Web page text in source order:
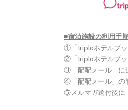
■宿泊施設の利用手
①「triplaホテルブッ
②「triplaホテルブッ
③「配配メール」に
④「配配メール」の
⑤メルマガ送付後に